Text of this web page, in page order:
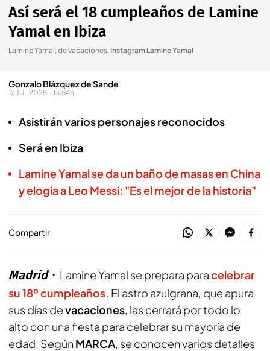
Así será el 18 cumpleaños de Lamine
Yamal en Ibiza
Lamine Yamal, de vacaciones. Instagram Lamine Yamal
Gonzalo Blázquez de Sande
12 JUL 2025 - 13:54h.
Asistirán varios personajes reconocidos
Será en Ibiza
Lamine Yamal se da un baño de masas en China
y elogia a Leo Messi: "Es el mejor de la historia"
Compartir
Madrid Lamine Yamal se prepara paracelebrar
su 18º cumpleaños. El astro azulgrana, que apura
sus días devacaciones, las cerrará por todo lo
alto con una fiesta para celebrar su mayoría de
edad. Según MARCA, se conocen varios detalles